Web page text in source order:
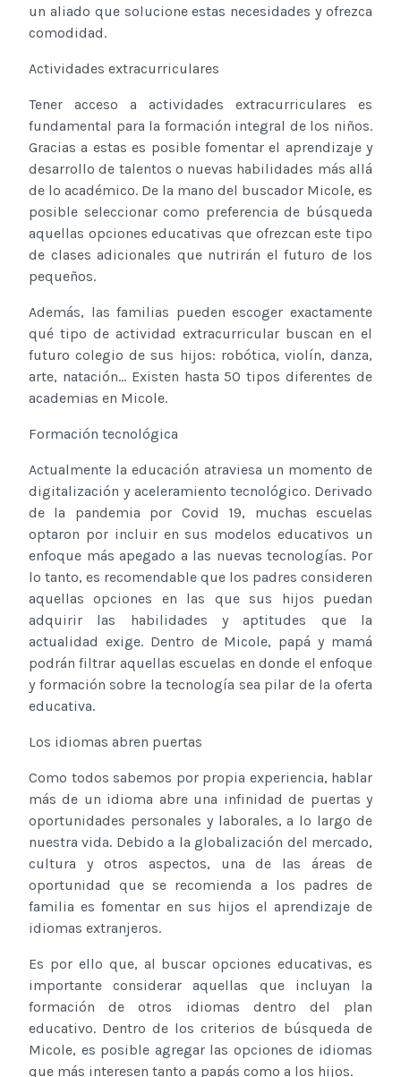
un aliado que solucione estas necesidades y ofrezca
comodidad.
Actividades extracurriculares
Tener acceso a actividades extracurriculares es
fundamental para la formación integral de los niños.
Gracias a estas es posible fomentar el aprendizaje y
desarrollo de talentos o nuevas habilidades más allá
de lo académico. De la mano del buscador Micole, es
posible seleccionar como preferencia de búsqueda
aquellas opciones educativas que ofrezcan este tipo
de clases adicionales que nutrirán el futuro de los
pequeños.
Además, las familias pueden escoger exactamente
qué tipo de actividad extracurricular buscan en el
futuro colegio de sus hijos: robótica, violín, danza,
arte, natación… Existen hasta 50 tipos diferentes de
academias en Micole.
Formación tecnológica
Actualmente la educación atraviesa un momento de
digitalización y aceleramiento tecnológico. Derivado
de la pandemia por Covid 19, muchas escuelas
optaron por incluir en sus modelos educativos un
enfoque más apegado a las nuevas tecnologías. Por
lo tanto, es recomendable que los padres consideren
aquellas opciones en las que sus hijos puedan
adquirir las habilidades y aptitudes que la
actualidad exige. Dentro de Micole, papá y mamá
podrán filtrar aquellas escuelas en donde el enfoque
y formación sobre la tecnología sea pilar de la oferta
educativa.
Los idiomas abren puertas
Como todos sabemos por propia experiencia, hablar
más de un idioma abre una infinidad de puertas y
oportunidades personales y laborales, a lo largo de
nuestra vida. Debido a la globalización del mercado,
cultura y otros aspectos, una de las áreas de
oportunidad que se recomienda a los padres de
familia es fomentar en sus hijos el aprendizaje de
idiomas extranjeros.
Es por ello que, al buscar opciones educativas, es
importante considerar aquellas que incluyan la
formación de otros idiomas dentro del plan
educativo. Dentro de los criterios de búsqueda de
Micole, es posible agregar las opciones de idiomas
que más interesen tanto a papás como a los hijos.